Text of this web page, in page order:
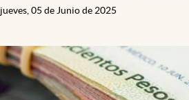
jueves, 05 de Junio de 2025